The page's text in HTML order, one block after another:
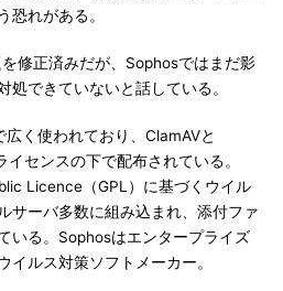
恐れがある。
修正済みだが、Sophosではまだ影
処できていないと話している。
く使われており、ClamAVと
センスの下で配布されている。
Licence（GPL）に基づくウイル
サーバ多数に組み込まれ、添付ファ
いる。Sophosはエンタープライズ
イルス対策ソフトメーカー。